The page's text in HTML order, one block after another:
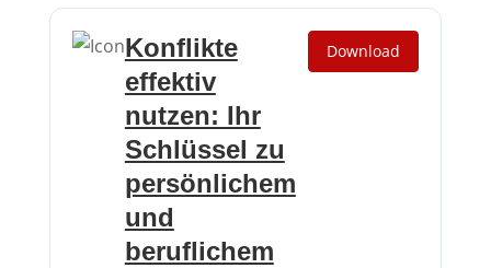
Konflikte
effektiv
nutzen: Ihr
Schlüssel zu
persönlichem
und
beruflichem
Download